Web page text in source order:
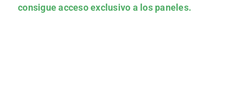
consigue acceso exclusivo a los paneles.